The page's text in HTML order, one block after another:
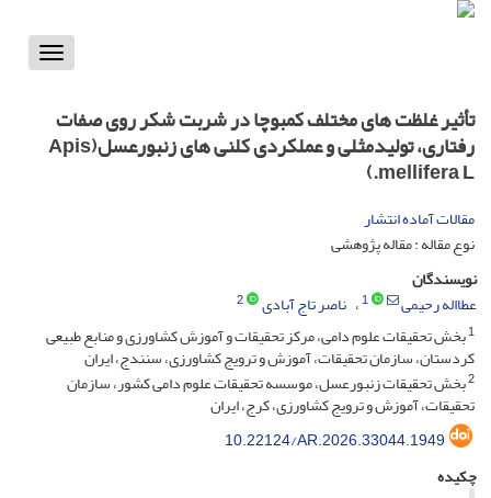
Toggle
تأثیر غلظت های مختلف کمبوچا در شربت شکر روی صفات
رفتاری، تولیدمثلی و عملکردی کلنی های زنبورعسل(Apis
mellifera L.)
مقالات آماده انتشار
نوع مقاله : مقاله پژوهشی
نویسندگان
عطااله رحیمی
1 ناصر تاج آبادی
2
1بخش تحقیقات علوم دامی، مرکز تحقیقات و آموزش کشاورزی و منابع طبیعی
کردستان، سازمان تحقیقات، آموزش و ترویج کشاورزی، سنندج، ایران
2بخش تحقیقات زنبورعسل، موسسه تحقیقات علوم دامی کشور، سازمان
تحقیقات، آموزش و ترویج کشاورزی، کرج، ایران
10.22124/AR.2026.33044.1949
چکیده